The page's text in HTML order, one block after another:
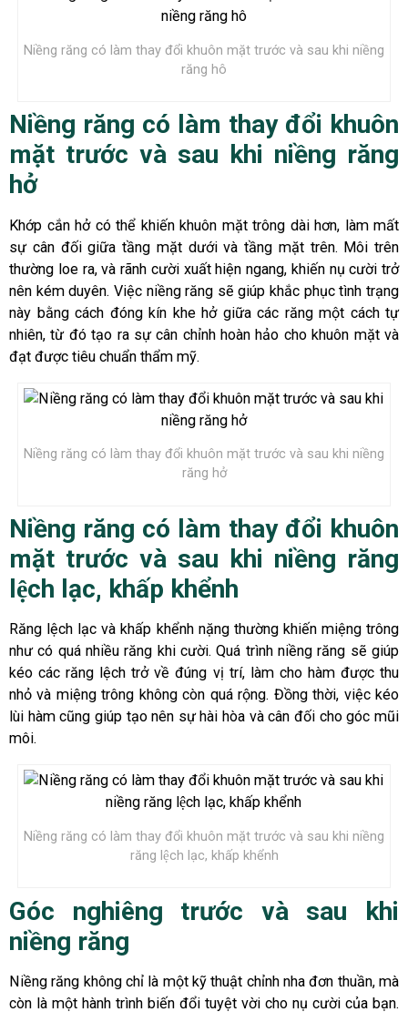
Niềng răng có làm thay đổi khuôn mặt trước và sau khi niềng
răng hô
Niềng răng có làm thay đổi khuôn
mặt trước và sau khi niềng răng
hở
Khớp cắn hở có thể khiến khuôn mặt trông dài hơn, làm mất
sự cân đối giữa tầng mặt dưới và tầng mặt trên. Môi trên
thường loe ra, và rãnh cười xuất hiện ngang, khiến nụ cười trở
nên kém duyên. Việc niềng răng sẽ giúp khắc phục tình trạng
này bằng cách đóng kín khe hở giữa các răng một cách tự
nhiên, từ đó tạo ra sự cân chỉnh hoàn hảo cho khuôn mặt và
đạt được tiêu chuẩn thẩm mỹ.
Niềng răng có làm thay đổi khuôn mặt trước và sau khi niềng
răng hở
Niềng răng có làm thay đổi khuôn
mặt trước và sau khi niềng răng
lệch lạc, khấp khểnh
Răng lệch lạc và khấp khểnh nặng thường khiến miệng trông
như có quá nhiều răng khi cười. Quá trình niềng răng sẽ giúp
kéo các răng lệch trở về đúng vị trí, làm cho hàm được thu
nhỏ và miệng trông không còn quá rộng. Đồng thời, việc kéo
lùi hàm cũng giúp tạo nên sự hài hòa và cân đối cho góc mũi
môi.
Niềng răng có làm thay đổi khuôn mặt trước và sau khi niềng
răng lệch lạc, khấp khểnh
Góc nghiêng trước và sau khi
niềng răng
Niềng răng không chỉ là một kỹ thuật chỉnh nha đơn thuần, mà
còn là một hành trình biến đổi tuyệt vời cho nụ cười của bạn.